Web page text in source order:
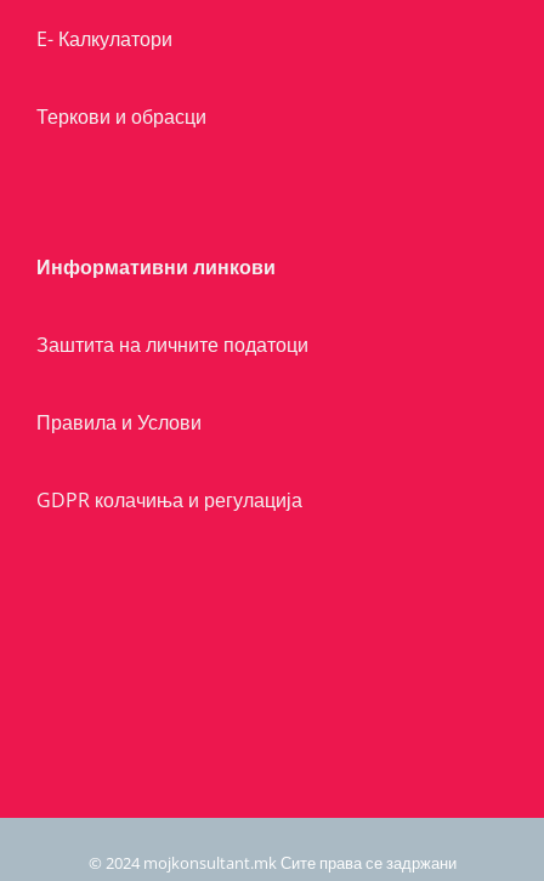
E- Калкулатори
Теркови и обрасци
Информативни линкови
Заштита на личните податоци
Правила и Услови
GDPR колачиња и регулација
© 2024 mojkonsultant.mk Сите права се задржани